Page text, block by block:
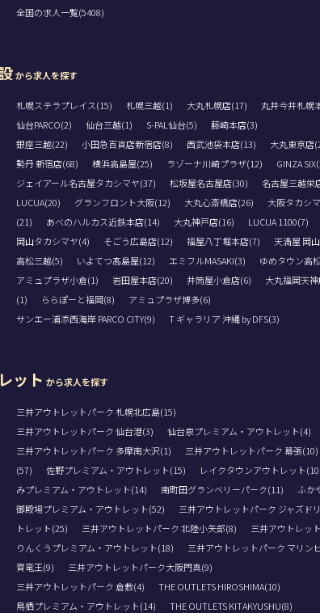
全国の求人一覧(5408)
から求人を探す
札幌ステラプレイス(15) 札幌三越(1) 大丸札幌店(17) 丸井今井札幌
仙台PARCO(2) 仙台三越(1) S-PAL仙台(5)
藤崎本店(3)
銀座三越(22) 小田急百貨店新宿店(8) 西武池袋本店(13) 大丸東京店
勢丹 新宿店(68)
横浜高島屋(25) ラゾーナ川崎プラザ(12) GINZA
ジェイアール名古屋タカシマヤ(37) 松坂屋名古屋店(30) 名古屋三越栄
LUCUA(20) グランフロント大阪(12) 大丸心斎橋店(26) 大阪タカシ
(21)
あべのハルカス近鉄本店(14) 大丸神戸店(16) LUCUA 1100(7)
岡山タカシマヤ(4) そごう広島店(12) 福屋八丁堀本店(7) 天満屋 岡
高松三越(5) いよてつ髙島屋(12) エミフルMASAKI(3)
ゆめタウン高
アミュプラザ小倉(1) 岩田屋本店(20) 井筒屋小倉店(6) 大丸福岡天
(1)
ららぽーと福岡(8)
アミュプラザ博多(6)
サンエー浦添西海岸 PARCO CITY(9) T ギャラリア 沖縄 by DFS(3)
ット から求人を探す
三井アウトレットパーク 札幌北広島(15)
三井アウトレットパーク 仙台港(3)
仙台泉プレミアム・アウトレット(4)
三井アウトレットパーク 多摩南大沢(1) 三井アウトレットパーク 幕張(10)
(57)
佐野プレミアム・アウトレット(15) レイクタウンアウトレット
みプレミアム・アウトレット(14)
南町田グランベリーパーク(11) ふか
御殿場プレミアム・アウトレット(52) 三井アウトレットパーク ジャズド
トレット(25)
三井アウトレットパーク 北陸小矢部(8)
三井アウトレッ
りんくうプレミアム・アウトレット(18) 三井アウトレットパーク マリン
賀竜王(9)
三井アウトレットパーク大阪門真(9)
三井アウトレットパーク 倉敷(4)
THE OUTLETS HIROSHIMA(10)
鳥栖プレミアム・アウトレット(14) THE OUTLETS KITAKYUSHU(8)